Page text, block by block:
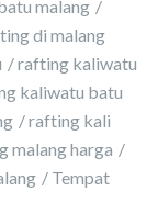
malang
di malang
rafting kaliwatu
kaliwatu batu
rafting kali
malang harga
Tempat